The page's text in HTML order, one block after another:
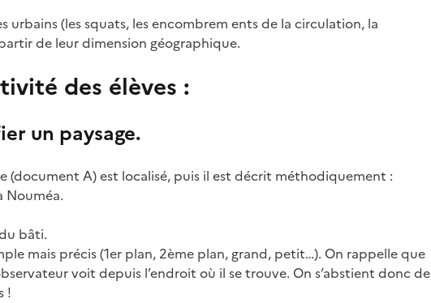
urbains (les squats, les encombrem ents de la circulation, la
de leur dimension géographique.
des élèves :
un paysage.
(document A) est localisé, puis il est décrit méthodiquement :
Nouméa.
bâti.
mais précis (1er plan, 2ème plan, grand, petit…). On rappelle que
voit depuis l’endroit où il se trouve. On s’abstient donc de
!